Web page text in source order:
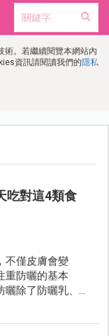
術。若繼續閱覽本網站內
資訊請閱讀我們的隱私
吃對這4類食
不僅皮膚會變
重防曬的基本
除了防曬乳、